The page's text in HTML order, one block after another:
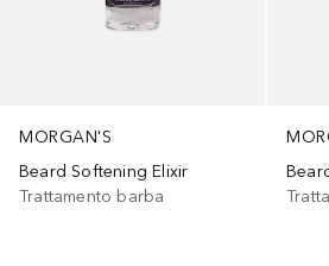
MORGAN'S
Beard Softening Elixir
Trattamento barba